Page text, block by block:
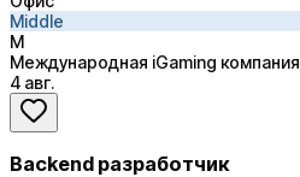
Middle
М
Международная iGaming компания
4 авг.
Backend разработчик